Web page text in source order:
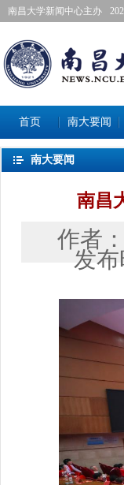
南昌大学新闻中心主办
首页 南大要闻
南大要闻
南昌
作者
发布